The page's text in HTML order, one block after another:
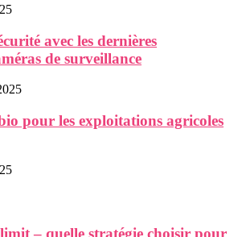
avec les dernières
de surveillance
pour les exploitations agricoles
– quelle stratégie choisir pour